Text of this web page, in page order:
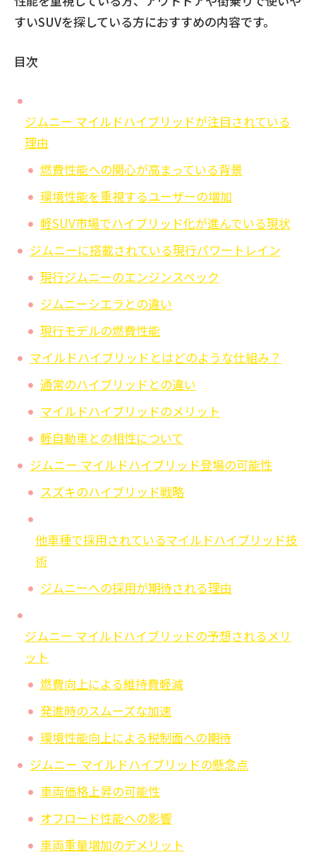
すいSUVを探している方におすすめの内容です。
目次
ジムニー マイルドハイブリッドが注目されている
理由
燃費性能への関心が高まっている背景
環境性能を重視するユーザーの増加
軽SUV市場でハイブリッド化が進んでいる現状
ジムニーに搭載されている現行パワートレイン
現行ジムニーのエンジンスペック
ジムニーシエラとの違い
現行モデルの燃費性能
マイルドハイブリッドとはどのような仕組み？
通常のハイブリッドとの違い
マイルドハイブリッドのメリット
軽自動車との相性について
ジムニー マイルドハイブリッド登場の可能性
スズキのハイブリッド戦略
他車種で採用されているマイルドハイブリッド技
術
ジムニーへの採用が期待される理由
ジムニー マイルドハイブリッドの予想されるメリ
ット
燃費向上による維持費軽減
発進時のスムーズな加速
環境性能向上による税制面への期待
ジムニー マイルドハイブリッドの懸念点
車両価格上昇の可能性
オフロード性能への影響
車両重量増加のデメリット